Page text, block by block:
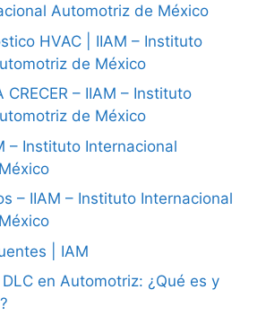
Automotriz de México
HVAC | IIAM – Instituto
de México
CRECER – IIAM – Instituto
de México
– Instituto Internacional
– IIAM – Instituto Internacional
| IAM
en Automotriz: ¿Qué es y